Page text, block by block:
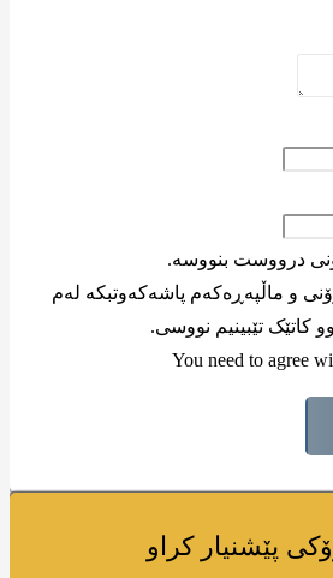
درووست بنووسە.
و ماڵپەڕەکەم پاشەکەوتبکە لەم
کاتێک تێبینیم نووسی.
You need to agree
پێشنیار کراو